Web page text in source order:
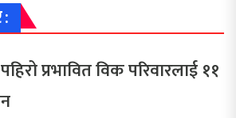
:
प्रभावित विक परिवारलाई ११